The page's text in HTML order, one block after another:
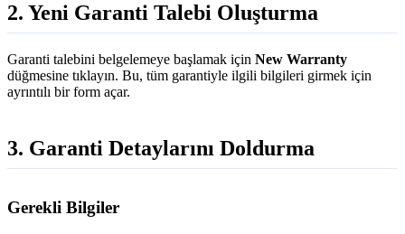
2. Yeni Garanti Talebi Oluşturma
Garanti talebini belgelemeye başlamak için New Warranty
düğmesine tıklayın. Bu, tüm garantiyle ilgili bilgileri girmek için
ayrıntılı bir form açar.
3. Garanti Detaylarını Doldurma
Gerekli Bilgiler